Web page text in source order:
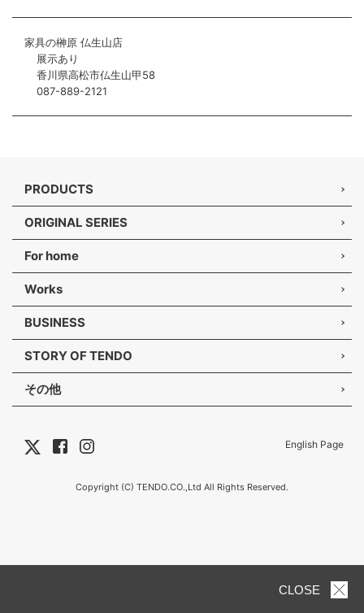
家具の榊原 仏生山店
展示あり
香川県高松市仏生山甲58
087-889-2121
PRODUCTS
ORIGINAL SERIES
For home
Works
BUSINESS
STORY OF TENDO
その他
English Page
Copyright (C) TENDO.CO.,Ltd All Rights Reserved.
CLOSE